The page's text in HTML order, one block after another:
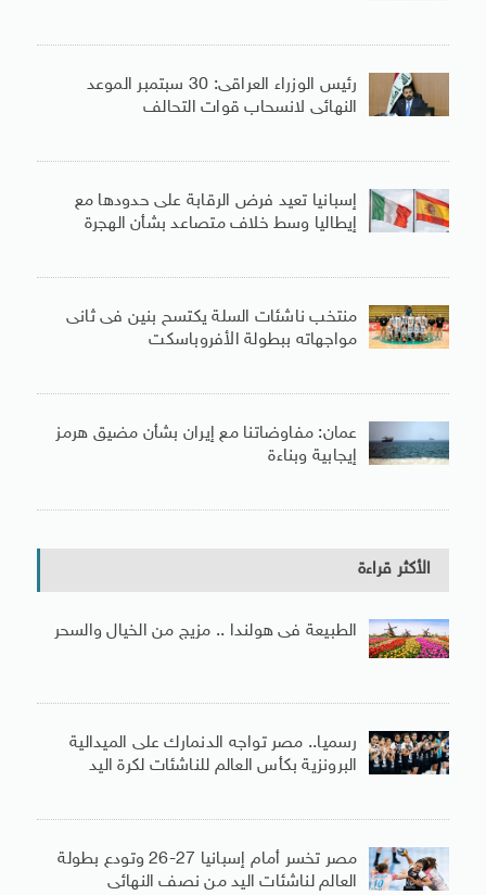
رئيس الوزراء العراقى: 30 سبتمبر الموعد
النهائى لانسحاب قوات التحالف
إسبانيا تعيد فرض الرقابة على حدودها مع
إيطاليا وسط خلاف متصاعد بشأن الهجرة
منتخب ناشئات السلة يكتسح بنين فى ثانى
مواجهاته ببطولة الأفروباسكت
عمان: مفاوضاتنا مع إيران بشأن مضيق هرمز
إيجابية وبناءة
الأكثر قراءة
الطبيعة فى هولندا .. مزيج من الخيال والسحر
رسميا.. مصر تواجه الدنمارك على الميدالية
البرونزية بكأس العالم للناشئات لكرة اليد
مصر تخسر أمام إسبانيا 27-26 وتودع بطولة
العالم لناشئات اليد من نصف النهائى